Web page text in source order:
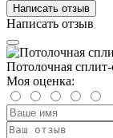
Написать отзыв
Написать отзыв
Потолочная
Моя оценка: